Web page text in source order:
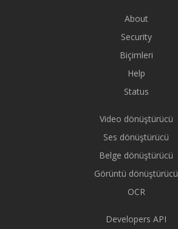
About
Security
Biçimleri
Help
Status
Video dönüştürücü
Ses dönüştürücü
Belge dönüştürücü
Görüntü dönüştürücü
OCR
Developers API